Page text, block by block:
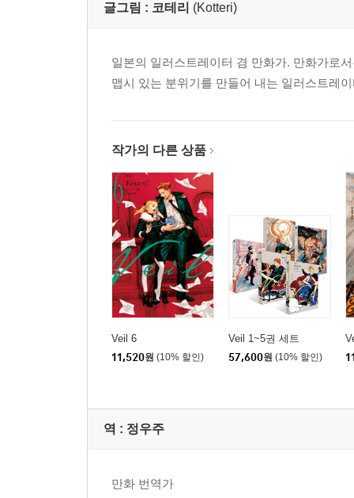
글그림 : 코테리 (Kotteri)
일본의 일러스트레이터 겸 만화가. 만화가로
맵시 있는 분위기를 만들어 내는 일러스트레
작가의 다른 상품
Veil 6
11,520원 (10% 할인)
Veil 1~5권 세트
57,600원 (10% 할인)
역 : 정우주
만화 번역가